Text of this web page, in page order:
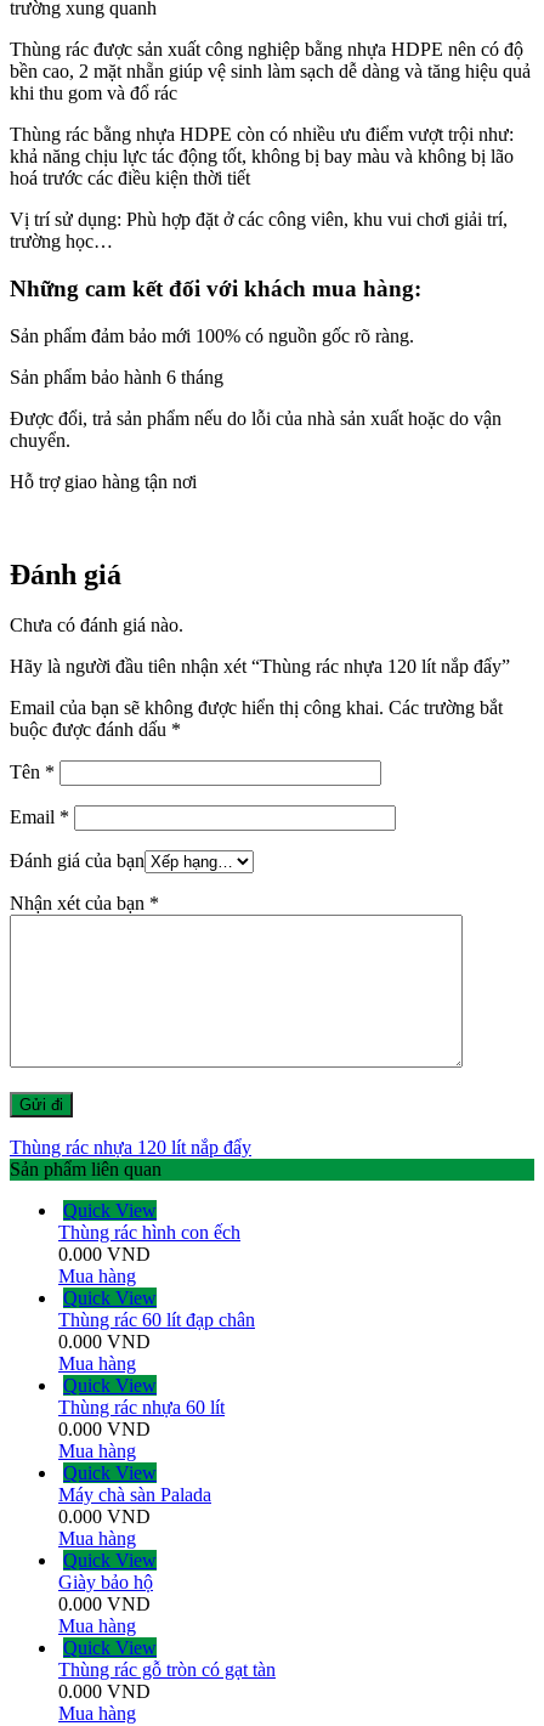
trường xung quanh
Thùng rác được sản xuất công nghiệp bằng nhựa HDPE nên có độ
bền cao, 2 mặt nhẵn giúp vệ sinh làm sạch dễ dàng và tăng hiệu quả
khi thu gom và đổ rác
Thùng rác bằng nhựa HDPE còn có nhiều ưu điểm vượt trội như:
khả năng chịu lực tác động tốt, không bị bay màu và không bị lão
hoá trước các điều kiện thời tiết
Vị trí sử dụng: Phù hợp đặt ở các công viên, khu vui chơi giải trí,
trường học…
Những cam kết đối với khách mua hàng:
Sản phẩm đảm bảo mới 100% có nguồn gốc rõ ràng.
Sản phẩm bảo hành 6 tháng
Được đổi, trả sản phẩm nếu do lỗi của nhà sản xuất hoặc do vận
chuyển.
Hỗ trợ giao hàng tận nơi
Đánh giá
Chưa có đánh giá nào.
Hãy là người đầu tiên nhận xét “Thùng rác nhựa 120 lít nắp đẩy”
Email của bạn sẽ không được hiển thị công khai. Các trường bắt
buộc được đánh dấu *
Tên *
Email *
Đánh giá của bạn
Nhận xét của bạn *
Thùng rác nhựa 120 lít nắp đẩy
Sản phẩm liên quan
Quick View
Thùng rác hình con ếch
0.000 VND
Mua hàng
Quick View
Thùng rác 60 lít đạp chân
0.000 VND
Mua hàng
Quick View
Thùng rác nhựa 60 lít
0.000 VND
Mua hàng
Quick View
Máy chà sàn Palada
0.000 VND
Mua hàng
Quick View
Giày bảo hộ
0.000 VND
Mua hàng
Quick View
Thùng rác gỗ tròn có gạt tàn
0.000 VND
Mua hàng